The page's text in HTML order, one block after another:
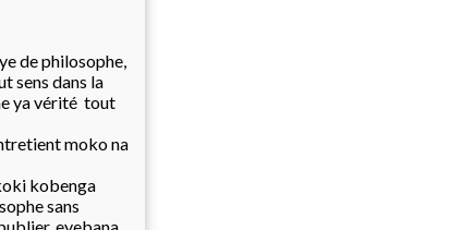
de philosophe,
sens dans la
ya vérité tout
moko na
kobenga
sans